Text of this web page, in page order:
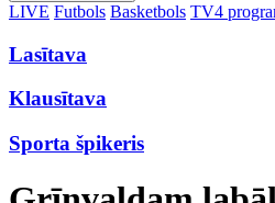
LIVE Futbols Basketbols TV4
Lasītava
Klausītava
Sporta špikeris